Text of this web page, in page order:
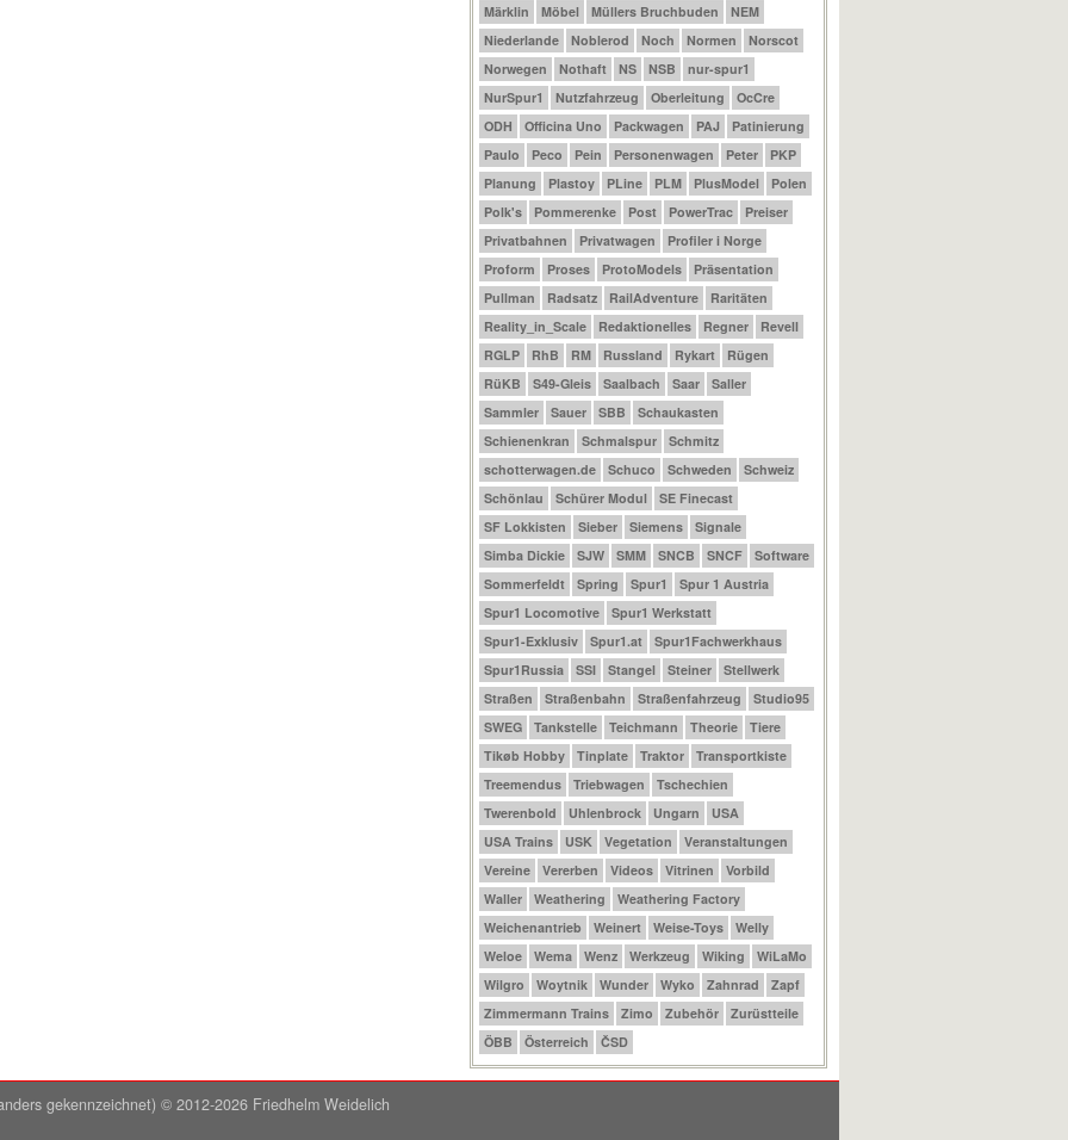
Märklin
Möbel Müllers Bruchbuden
NEM
Niederlande
Noblerod Noch Normen
Norscot
Norwegen
Nothaft NS NSB
nur-spur1
NurSpur1
Nutzfahrzeug Oberleitung
OcCre
ODH
Officina Uno Packwagen PAJ
Patinierung
Paulo
Peco Pein Personenwagen Peter
PKP
Planung
Plastoy PLine PLM PlusModel
Polen
Polk's
Pommerenke Post PowerTrac
Preiser
Privatbahnen
Privatwagen
Profiler i Norge
Proform
Proses ProtoModels
Präsentation
Pullman
Radsatz RailAdventure
Raritäten
Reality_in_Scale
Redaktionelles Regner
Revell
RGLP
RhB RM Russland Rykart
Rügen
RüKB
S49-Gleis Saalbach Saar
Saller
Sammler
Sauer SBB
Schaukasten
Schienenkran
Schmalspur
Schmitz
schotterwagen.de
Schuco Schweden
Schweiz
Schönlau
Schürer Modul
SE Finecast
SF Lokkisten
Sieber Siemens
Signale
Simba Dickie
SJW SMM SNCB SNCF
Software
Sommerfeldt
Spring Spur1
Spur 1 Austria
Spur1 Locomotive
Spur1 Werkstatt
Spur1-Exklusiv
Spur1.at
Spur1Fachwerkhaus
Spur1Russia
SSI Stangel Steiner
Stellwerk
Straßen
Straßenbahn Straßenfahrzeug
Studio95
SWEG
Tankstelle Teichmann Theorie
Tiere
Tikøb Hobby
Tinplate Traktor
Transportkiste
Treemendus
Triebwagen
Tschechien
Twerenbold
Uhlenbrock Ungarn
USA
USA Trains
USK Vegetation
Veranstaltungen
Vereine
Vererben Videos Vitrinen
Vorbild
Waller
Weathering
Weathering Factory
Weichenantrieb
Weinert Weise-Toys
Welly
Weloe
Wema Wenz Werkzeug Wiking
WiLaMo
Wilgro
Woytnik Wunder Wyko Zahnrad
Zapf
Zimmermann Trains
Zimo Zubehör
Zurüstteile
ÖBB
Österreich ČSD
gekennzeichnet) © 2012-2026 Friedhelm Weidelich